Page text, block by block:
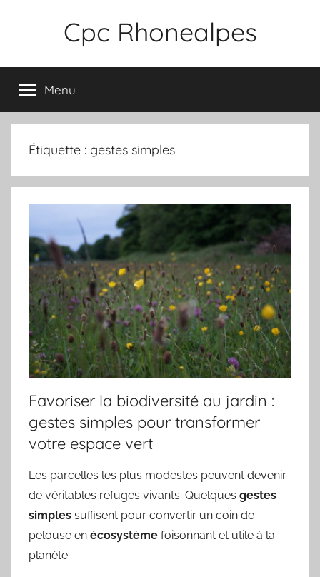
Cpc Rhonealpes
Menu
Étiquette : gestes simples
Favoriser la biodiversité au jardin :
gestes simples pour transformer
votre espace vert
Les parcelles les plus modestes peuvent devenir
de véritables refuges vivants. Quelques gestes
simples suffisent pour convertir un coin de
pelouse en écosystème foisonnant et utile à la
planète.